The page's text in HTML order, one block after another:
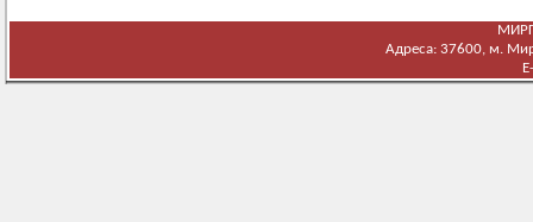
Адреса: 37600, м.